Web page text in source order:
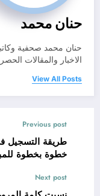
حنان محمد
حنان محمد صحفية
الاخبار والمقالات
View All Posts
Previous post
خطوة بخطوة
Next post